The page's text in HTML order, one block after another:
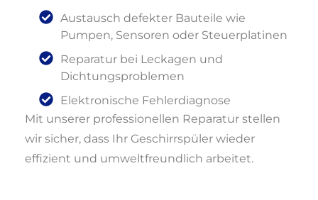
Austausch defekter Bauteile wie
Pumpen, Sensoren oder Steuerplatinen
Reparatur bei Leckagen und
Dichtungsproblemen
Elektronische Fehlerdiagnose
Mit unserer professionellen Reparatur stellen
wir sicher, dass Ihr Geschirrspüler wieder
effizient und umweltfreundlich arbeitet.